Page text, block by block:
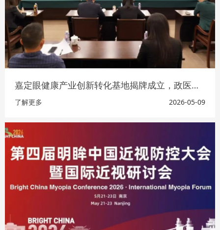
嘉定眼健康产业创新转化基地揭牌成立，政医企携手共建眼科产业集聚区
了解更多 2026-05-09